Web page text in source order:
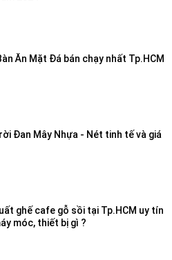
Ăn Mặt Đá bán chạy nhất Tp.HCM
Đan Mây Nhựa - Nét tinh tế và giá
ghế cafe gỗ sồi tại Tp.HCM uy tín
móc, thiết bị gì ?